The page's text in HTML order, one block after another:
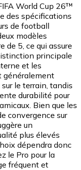
World Cup 26™
des spécifications
de football
modèles
de 5, ce qui assure
principale
et les
généralement
le terrain, tandis
durabilité pour
Bien que les
convergence sur
un
plus élevés
dépendra donc
le Pro pour la
fréquent et